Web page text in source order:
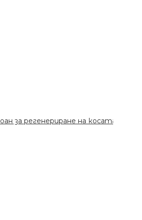
за регенериране на косата 1000мл.